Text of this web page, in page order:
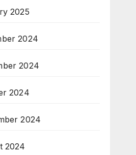
2025
2024
2024
2024
2024
2024